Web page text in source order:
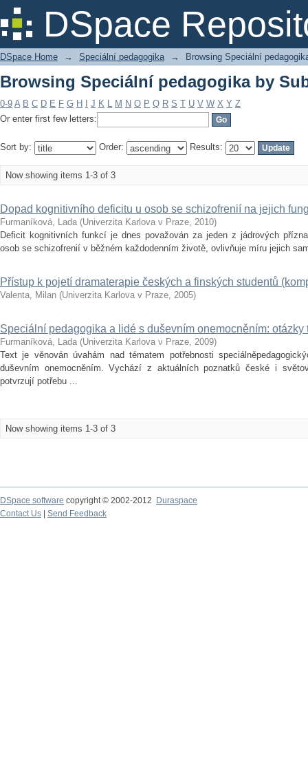
DSpace
Browsing Speciální pedagogika by
DSpace Home → Speciální pedagogika → Browsing Speciální
Browsing Speciální pedagogika by
0-9 A B C D E F G H J K L M N O P Q R S T U V W X Y Z
Or enter first few letters:
Sort by: Order: Results:
Now showing items 1-3 of 3
Dopad kognitivního deficitu u osob se schizofrenií na jejich
Furmaníková, Lada (Univerzita Karlova v Praze, 2010)
Deficit kognitivních funkcí je dnes považován za jeden z jádrových
osob se schizofrenií v běžném každodenním životě, ovlivňuje míru jejich
Přístup k pojetí dramaterapie českých a finských studentů
Valenta, Milan (Univerzita Karlova v Praze, 2005)
Speciální pedagogika a lidé s duševním onemocněním: otázky
Furmaníková, Lada (Univerzita Karlova v Praze, 2009)
Text je věnován úvahám nad tématem potřebnosti
duševním onemocněním. Vychází z aktuálních poznatků české i
potvrzují potřebu ...
Now showing items 1-3 of 3
DSpace software copyright © 2002-2012
Duraspace
Contact Us
Send Feedback